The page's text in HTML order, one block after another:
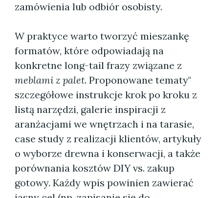
zamówienia lub odbiór osobisty.
W praktyce warto tworzyć mieszankę
formatów, które odpowiadają na
konkretne long-tail frazy związane z
meblami z palet. Proponowane tematy"
szczegółowe instrukcje krok po kroku z
listą narzędzi, galerie inspiracji z
aranżacjami we wnętrzach i na tarasie,
case study z realizacji klientów, artykuły
o wyborze drewna i konserwacji, a także
porównania kosztów DIY vs. zakup
gotowy. Każdy wpis powinien zawierać